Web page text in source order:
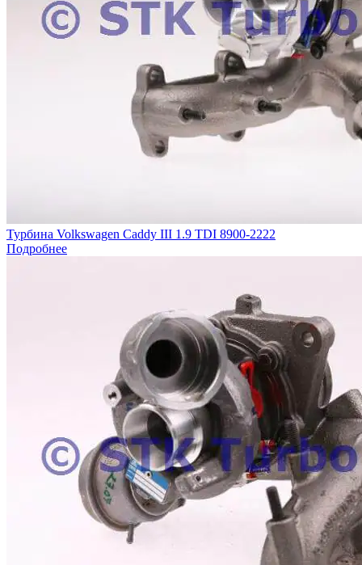
Турбина Volkswagen Caddy III 1.9 TDI 8900-2222
Подробнее